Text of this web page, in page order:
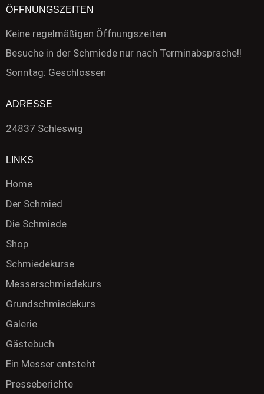
ÖFFNUNGSZEITEN
Keine regelmäßigen Öffnungszeiten
Besuche in der Schmiede nur nach Terminabsprache!!
Sonntag: Geschlossen
ADRESSE
24837 Schleswig
LINKS
Home
Der Schmied
Die Schmiede
Shop
Schmiedekurse
Messerschmiedekurs
Grundschmiedekurs
Galerie
Gästebuch
Ein Messer entsteht
Presseberichte